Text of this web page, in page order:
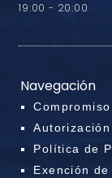
19:00 - 20:00
Navegación
Política de
Exención